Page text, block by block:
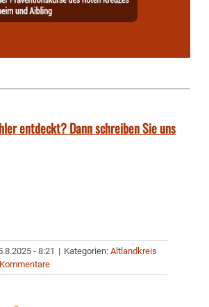
entdeckt? Dann schreiben Sie uns
- 8:21 | Kategorien: Altlandkreis